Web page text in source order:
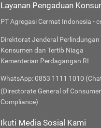
Layanan Pengaduan
PT Agregasi Cermat Indonesia -
Direktorat Jenderal Perlindungan
Konsumen dan Tertib Niaga
Kementerian Perdagangan RI
WhatsApp: 0853 1111 1010
(Directorate General of
Compliance)
Ikuti Media Sosial Kami